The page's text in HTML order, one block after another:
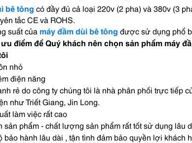
bê tông có đầy đủ cả loại 220v (2 pha) và 380v (3
tắc CE và ROHS.
suất của máy đầm dùi bê tông được sử dụng phổ
điểm để Quý khách nên chọn sản phẩm máy
nhỏ
điện năng
rẻ do công ty chúng tôi là nhà phân phối trực tiếp
như Triết Giang, Jin Long.
làm việc rất cao
sản phẩm - chất lượng sản phẩm rất tốt sử dụng lâu
bảo hành lâu dài , tận tình đảm bảo quyền lợi khách